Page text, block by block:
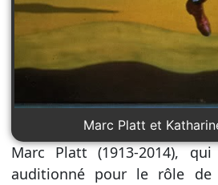
Marc Platt et
Marc Platt (1913-2014),
auditionné pour le rôle